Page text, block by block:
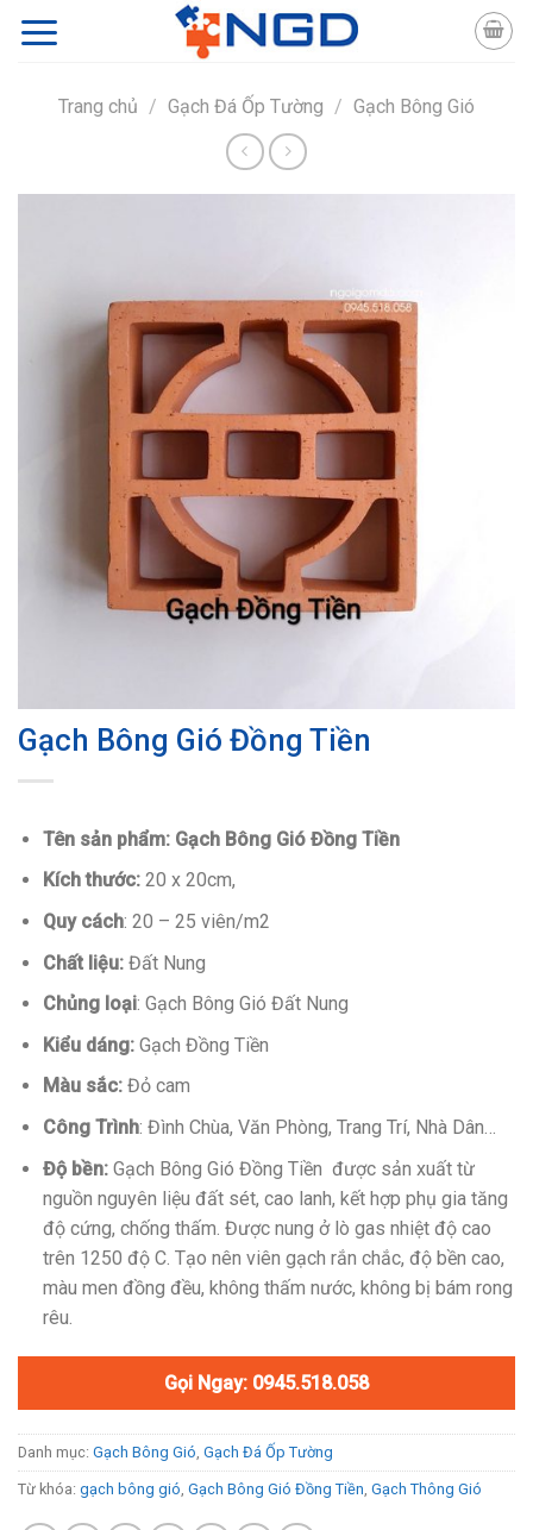
Trang chủ / Gạch Đá Ốp Tường / Gạch Bông Gió
Gạch Bông Gió Đồng Tiền
Tên sản phẩm: Gạch Bông Gió Đồng Tiền
Kích thước: 20 x 20cm,
Quy cách: 20 – 25 viên/m2
Chất liệu: Đất Nung
Chủng loại: Gạch Bông Gió Đất Nung
Kiểu dáng: Gạch Đồng Tiền
Màu sắc: Đỏ cam
Công Trình: Đình Chùa, Văn Phòng, Trang Trí, Nhà Dân…
Độ bền: Gạch Bông Gió Đồng Tiền được sản xuất từ
nguồn nguyên liệu đất sét, cao lanh, kết hợp phụ gia tăng
độ cứng, chống thấm. Được nung ở lò gas nhiệt độ cao
trên 1250 độ C. Tạo nên viên gạch rắn chắc, độ bền cao,
màu men đồng đều, không thấm nước, không bị bám rong
rêu.
Gọi Ngay: 0945.518.058
Danh mục: Gạch Bông Gió, Gạch Đá Ốp Tường
Từ khóa: gạch bông gió, Gạch Bông Gió Đồng Tiền, Gạch Thông Gió